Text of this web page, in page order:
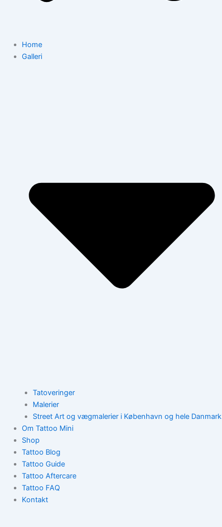
Home
Galleri
Tatoveringer
Malerier
Street Art og vægmalerier i København og hele Danmark
Om Tattoo Mini
Shop
Tattoo Blog
Tattoo Guide
Tattoo Aftercare
Tattoo FAQ
Kontakt